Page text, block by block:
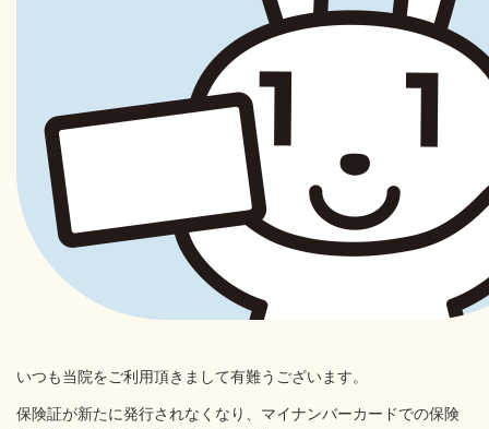
いつも当院をご利用頂きまして有難うございます。
保険証が新たに発行されなくなり、マイナンバーカードでの保険